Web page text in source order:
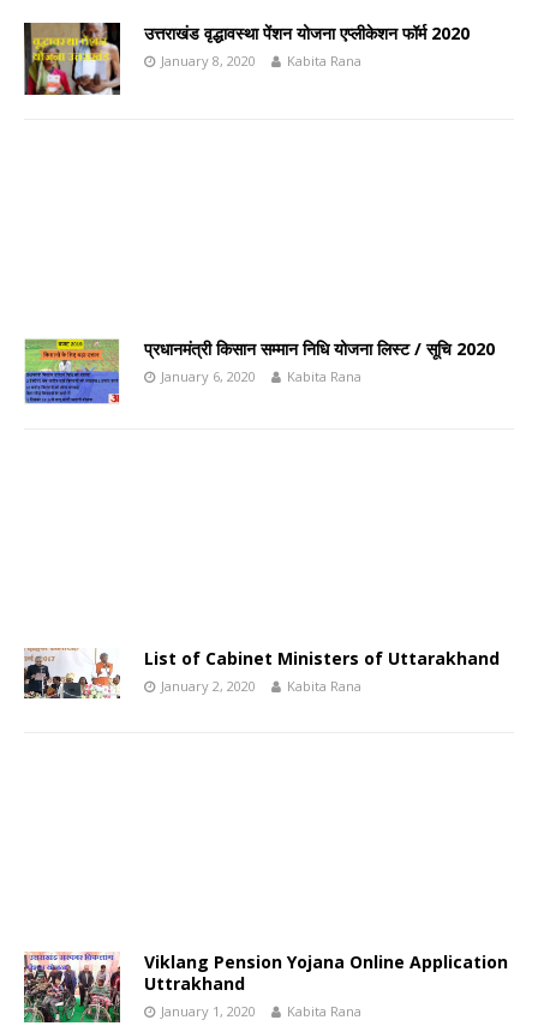
उत्तराखंड वृद्धावस्था पेंशन योजना एप्लीकेशन फॉर्म 2020
January 8, 2020 Kabita Rana
प्रधानमंत्री किसान सम्मान निधि योजना लिस्ट / सूचि 2020
January 6, 2020 Kabita Rana
List of Cabinet Ministers of Uttarakhand
January 2, 2020 Kabita Rana
Viklang Pension Yojana Online Application
Uttrakhand
January 1, 2020 Kabita Rana